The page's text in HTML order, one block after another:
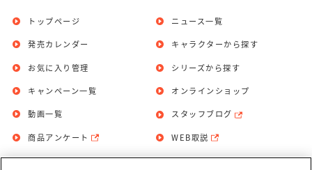
トップページ
発売カレンダー
お気に入り管理
ニュース一覧
キャラクターから探す
シリーズから探す
キャンペーン一覧
動画一覧
商品アンケート
オンラインショップ
スタッフブログ
WEB取説